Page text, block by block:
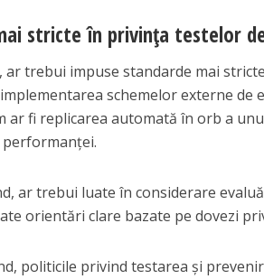
stricte în privința testelor
trebui impuse standarde mai
schemelor externe de
ar fi replicarea automată în orb a
ar trebui luate în considerare
orientări clare bazate pe dovezi
politicile privind testarea și